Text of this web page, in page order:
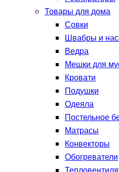
Товары для дома
Совки
Швабры и
Ведра
Мешки для
Кровати
Подушки
Одеяла
Постельное
Матрасы
Конвекторы
Обогреватели